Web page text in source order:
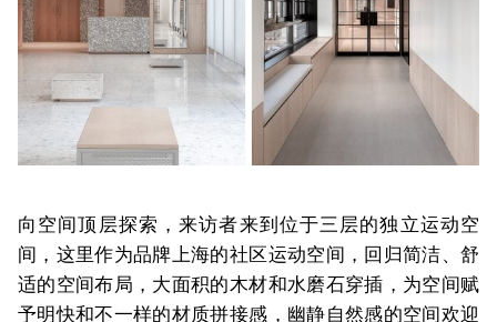
向空间顶层探索，来访者来到位于三层的独立运动空
间，这里作为品牌上海的社区运动空间，回归简洁、舒
适的空间布局，大面积的木材和水磨石穿插，为空间赋
予明快和不一样的材质拼接感，幽静自然感的空间欢迎